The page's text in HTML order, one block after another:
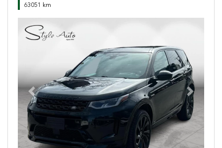
63051 km
Previous Next